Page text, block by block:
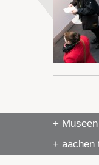
+
+ aachen